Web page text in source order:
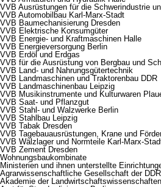
VVB Ausrüstungen für die Schwerindustrie
VVB Automobilbau Karl-Marx-Stadt
VVB Baumechanisierung Dresden
VVB Elektrische Konsumgüter
VVB Energie- und Kraftmaschinen Halle
VVB Energieversorgung Berlin
VVB Erdöl und Erdgas
VVB für die Ausrüstung von Bergbau und
VVB Land- und Nahrungsgütertechnik
VVB Landmaschinen und Traktorenbau DDR
VVB Landmaschinenbau Leipzig
VVB Musikinstrumente und Kulturwaren
VVB Saat- und Pflanzgut
VVB Stahl- und Walzwerke Berlin
VVB Stahlbau Leipzig
VVB Tabak Dresden
VVB Tagebauausrüstungen, Krane und
VVB Wälzlager und Normteile Karl-Marx-
VVB Zement Dresden
Wohnungsbaukombinate
Ministerien und ihnen unterstellte
Agrarwissenschaftliche Gesellschaft der DDR
Akademie der